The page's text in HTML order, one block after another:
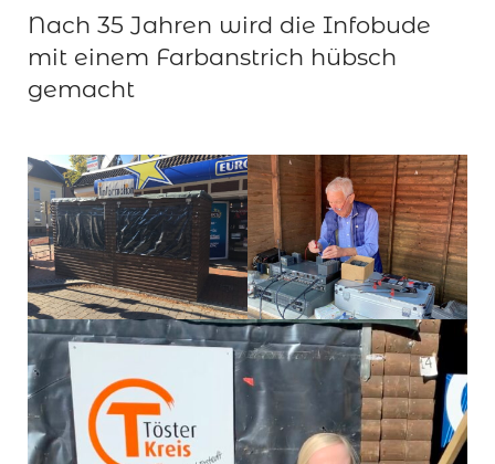
Nach 35 Jahren wird die Infobude
mit einem Farbanstrich hübsch
gemacht